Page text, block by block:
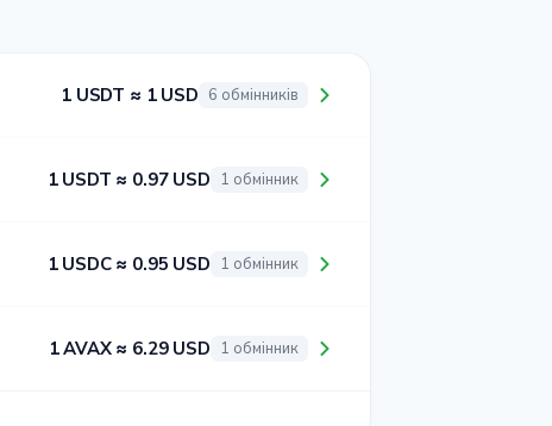
1 USDT ≈ 1 USD 6 обмінників
1 USDT ≈ 0.97 USD 1 обмінник
1 USDC ≈ 0.95 USD 1 обмінник
1 AVAX ≈ 6.29 USD 1 обмінник